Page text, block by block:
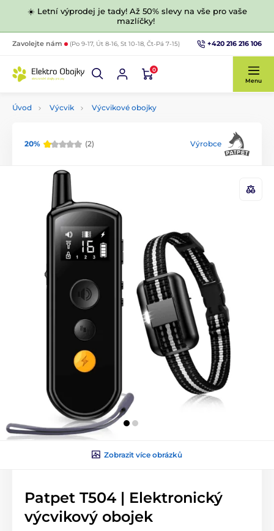
☀️ Letní výprodej je tady! Až 50% slevy na vše pro vaše
mazlíčky!
Zavolejte nám (Po 9-17, Út 8-16, St 10-18, Čt-Pá 7-15) +420 216 216 106
0
Menu
Úvod Výcvik Výcvikové obojky
20% (2) Výrobce
Zobrazit více obrázků
Patpet T504 | Elektronický
výcvikový obojek